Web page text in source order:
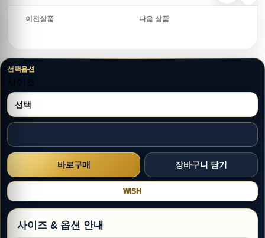
이전상품 다음 상품
선택옵션
사이즈
WISH
사이즈 & 옵션 안내